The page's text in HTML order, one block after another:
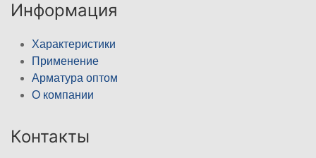
Информация
Характеристики
Применение
Арматура оптом
О компании
Контакты